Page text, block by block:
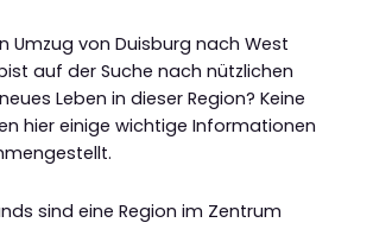
Umzug von Duisburg nach West
auf der Suche nach nützlichen
Leben in dieser Region? Keine
hier einige wichtige Informationen
sind eine Region im Zentrum